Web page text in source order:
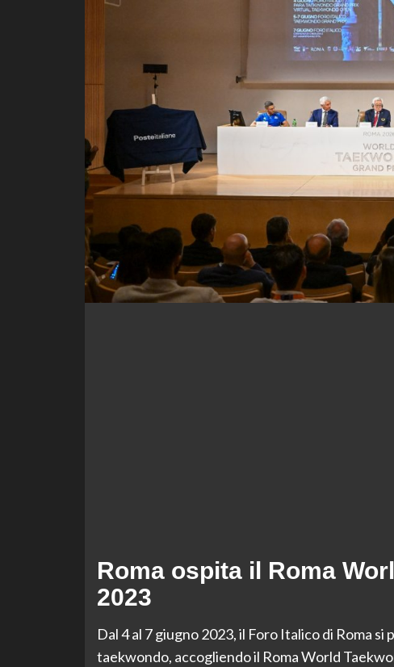
Roma ospita il Roma
2023
Dal 4 al 7 giugno 2023, il Foro Italico di Roma
taekwondo, accogliendo il Roma World